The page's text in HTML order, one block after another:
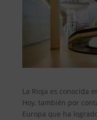
La Rioja es conocida
Hoy, también por
Europa que ha